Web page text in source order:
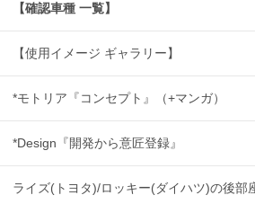
【確認車種 一覧】
【使用イメージ ギャラリー】
*モトリア『コンセプト』（+マンガ）
*Design『開発から意匠登録』
ライズ(トヨタ)/ロッキー(ダイハツ)の後部